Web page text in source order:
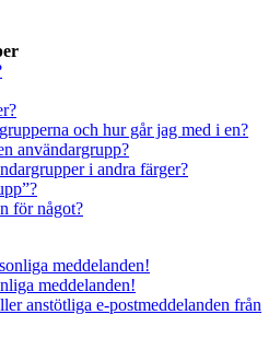
och hur går jag med i en?
användargrupp?
i andra färger?
för något?
meddelanden!
meddelanden!
anstötliga e-postmeddelanden från